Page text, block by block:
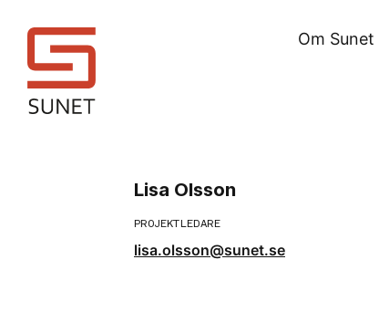
Om Sunet
Lisa Olsson
PROJEKTLEDARE
lisa.olsson@sunet.se